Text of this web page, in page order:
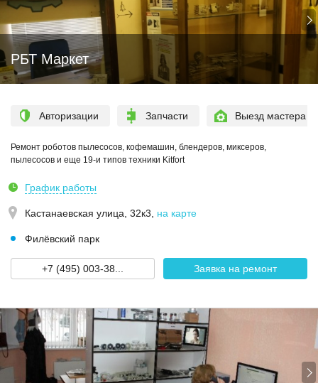
РБТ Маркет
Авторизации Запчасти Выезд мастера
Ремонт роботов пылесосов, кофемашин, блендеров, миксеров,
пылесосов и еще 19-и типов техники Kitfort
График работы
Кастанаевская улица, 32к3 на карте
Филёвский парк
+7 (495) 003-38... Заявка на ремонт